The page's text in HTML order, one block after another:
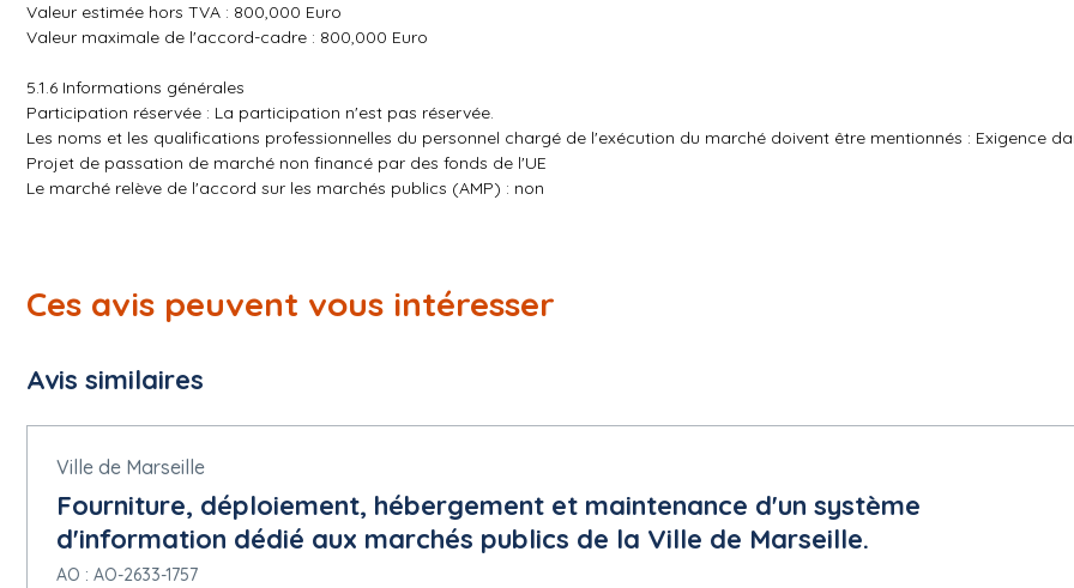
Valeur estimée hors TVA : 800,000 Euro
Valeur maximale de l'accord-cadre : 800,000 Euro
5.1.6 Informations générales
Participation réservée : La participation n'est pas réservée.
Les noms et les qualifications professionnelles du personnel chargé de l'exécution du marché doivent être mentionnés : Exigence
Projet de passation de marché non financé par des fonds de l'UE
Le marché relève de l'accord sur les marchés publics (AMP) : non
Objectif du marché public stratégique : Pas de passation de marché stratégique
Méthode utilisée pour réduire l'incidence environnementale : L'atténuation du changement climatique
5.1.11 Documents de marché
Adresse des documents de marché :
5.1.12 Conditions du marché public
Conditions de présentation :
Présentation par voie électronique : Requise
Ces avis peuvent vous intéresser
Avis similaires
Ville de Marseille
Fourniture, déploiement, hébergement et maintenance d'un système
d'information dédié aux marchés publics de la Ville de Marseille.
AO : AO-2633-1757